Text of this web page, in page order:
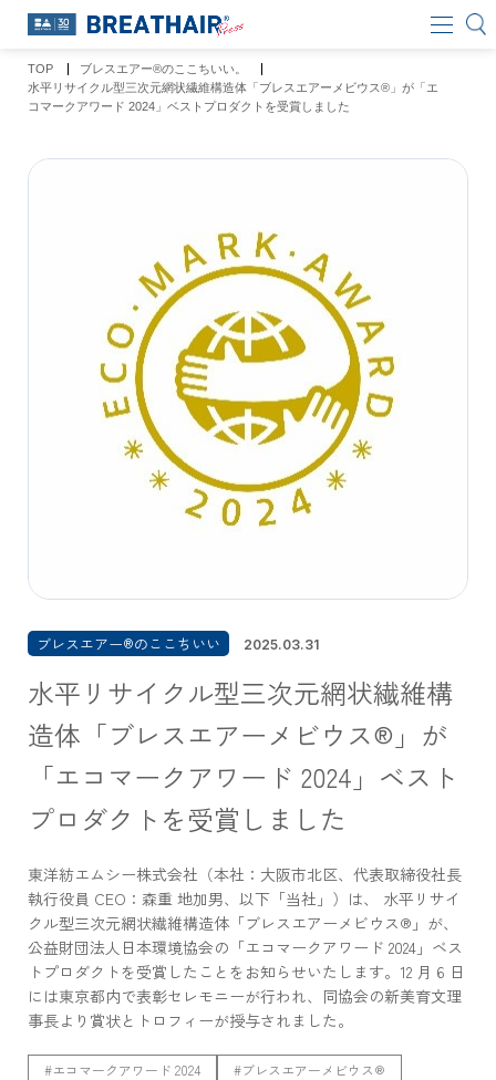
TOP
ブレスエアー®のここちいい。
水平リサイクル型三次元網状繊維構造体「ブレスエアーメビウス®」が「エ
コマークアワード 2024」ベストプロダクトを受賞しました
ブレスエアー®のここちいい 2025.03.31
水平リサイクル型三次元網状繊維構
造体「ブレスエアーメビウス®」が
「エコマークアワード 2024」ベスト
プロダクトを受賞しました
東洋紡エムシー株式会社（本社：大阪市北区、代表取締役社長
執行役員 CEO：森重 地加男、以下「当社」）は、 水平リサイ
クル型三次元網状繊維構造体「ブレスエアーメビウス®」が、
公益財団法人日本環境協会の「エコマークアワード 2024」ベス
トプロダクトを受賞したことをお知らせいたします。12 月 6 日
には東京都内で表彰セレモニーが行われ、同協会の新美育文理
事長より賞状とトロフィーが授与されました。
#エコマークアワード 2024
#ブレスエアーメビウス®